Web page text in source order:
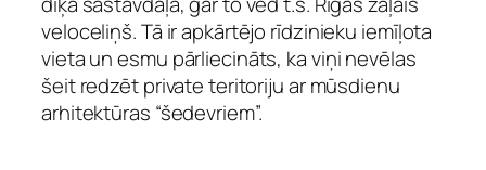
veloceliņš. Tā ir apkārtējo rīdzinieku iemīļota
vieta un esmu pārliecināts, ka viņi nevēlas
šeit redzēt private teritoriju ar mūsdienu
arhitektūras “šedevriem”.